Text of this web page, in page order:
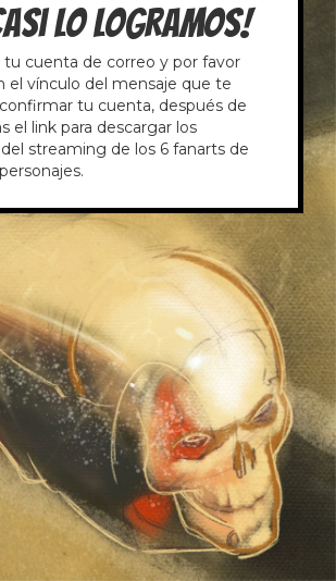
lo logramos!
tu cuenta de correo y por favor
el vínculo del mensaje que te
tu cuenta, después de
el link para descargar los
streaming de los 6 fanarts de